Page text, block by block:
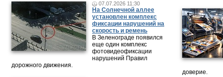
07.07.2026 11:30
На Солнечной аллее
установлен комплекс
фиксации нарушений на
скорость и ремень
В Зеленограде появился
еще один комплекс
фотовидеофиксации
нарушений Правил
дорожного движения.
доверие.